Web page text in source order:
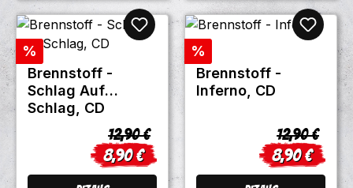
Rabatt
%
Brennstoff -
Schlag Auf
Schlag, CD
Verkaufspreis:
8,90 €
Regulärer Preis:
12,90 €
Rabatt
%
Brennstoff -
Inferno, CD
8,90 €
Regulärer
12,90 €